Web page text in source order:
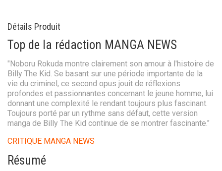
Détails Produit
Top de la rédaction MANGA NEWS
"Noboru Rokuda montre clairement son amour à l'histoire de
Billy The Kid. Se basant sur une période importante de la
vie du criminel, ce second opus jouit de réflexions
profondes et passionnantes concernant le jeune homme, lui
donnant une complexité le rendant toujours plus fascinant.
Toujours porté par un rythme sans défaut, cette version
manga de Billy The Kid continue de se montrer fascinante."
CRITIQUE MANGA NEWS
Résumé